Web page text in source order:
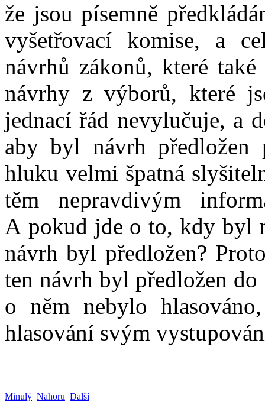
že jsou písemně
vyšetřovací komise, a
návrhů zákonů, které
návrhy z výborů, které
jednací řád nevylučuje, a
aby byl návrh předložen
hluku velmi špatná
těm nepravdivým
A pokud jde o to, kdy byl
návrh byl předložen?
ten návrh byl předložen
o něm nebylo
hlasování svým
Minulý Nahoru Další